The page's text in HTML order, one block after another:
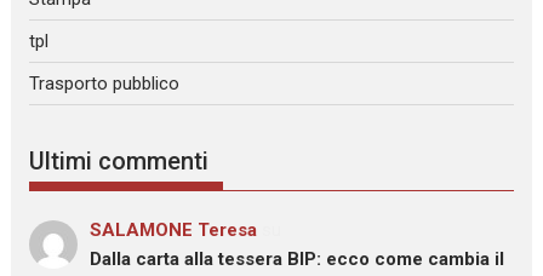
tpl
Trasporto pubblico
Ultimi commenti
SALAMONE Teresa
Dalla carta alla tessera BIP: ecco come cambia il